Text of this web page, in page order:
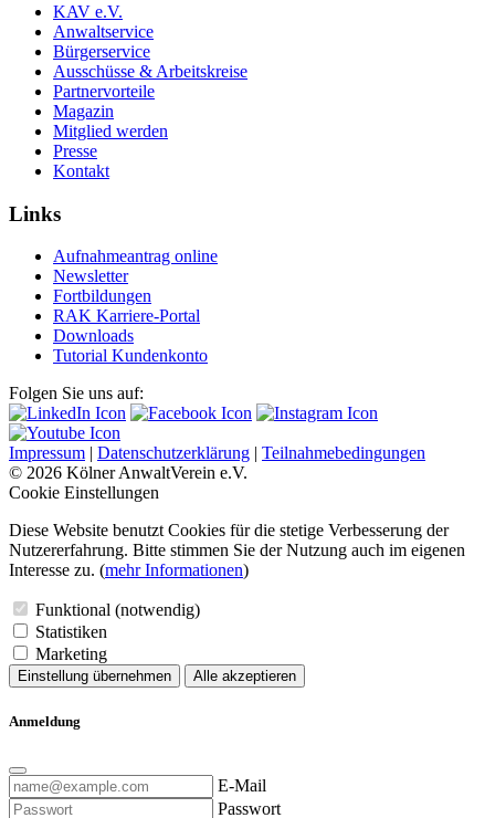
KAV e.V.
Anwaltservice
Bürgerservice
Ausschüsse & Arbeitskreise
Partnervorteile
Magazin
Mitglied werden
Presse
Kontakt
Links
Aufnahmeantrag online
Newsletter
Fortbildungen
RAK Karriere-Portal
Downloads
Tutorial Kundenkonto
Folgen Sie uns auf:
Impressum | Datenschutzerklärung | Teilnahmebedingungen
© 2026 Kölner AnwaltVerein e.V.
Cookie Einstellungen
Diese Website benutzt Cookies für die stetige Verbesserung der
Nutzererfahrung. Bitte stimmen Sie der Nutzung auch im eigenen
Interesse zu. (mehr Informationen)
Funktional (notwendig)
Statistiken
Marketing
Einstellung übernehmen Alle akzeptieren
Anmeldung
E-Mail
Passwort